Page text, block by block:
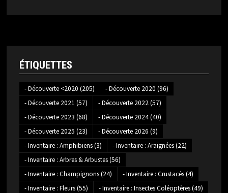
ÉTIQUETTES
- Découverte <2020 (205) - Découverte 2020 (96)
- Découverte 2021 (57) - Découverte 2022(57)
- Découverte 2023 (68) - Découverte 2024(40)
- Découverte 2025 (23) - Découverte 2026 (9)
- Inventaire : Amphibiens(3) - Inventaire : Araignées(22)
- Inventaire : Arbres & Arbustes(56)
- Inventaire : Champignons(24) - Inventaire : Crustacés(4)
- Inventaire : Fleurs(55) - Inventaire : Insectes Coléoptères(49)